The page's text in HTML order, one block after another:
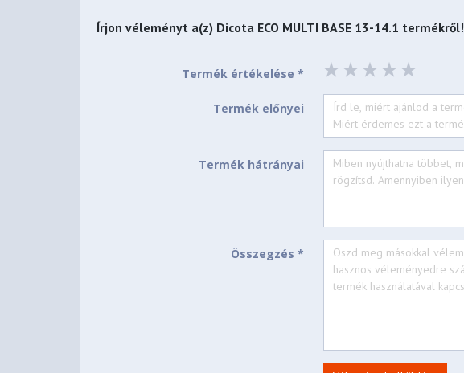
Írjon véleményt a(z) Dicota ECO MULTI BASE 13-14.1 termékről!
Termék értékelése *
Termék előnyei
Termék hátrányai
Összegzés *